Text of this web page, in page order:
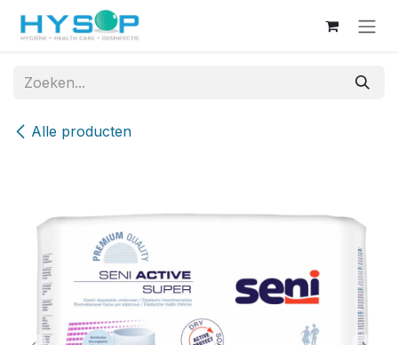
Overslaan naar inhoud
Alle producten